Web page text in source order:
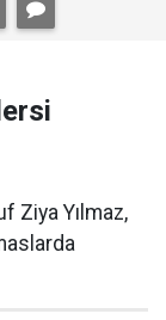
Ziya Yılmaz,